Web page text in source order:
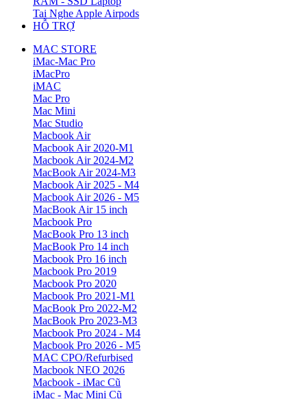
Tai Nghe Apple Airpods
HỖ TRỢ
MAC STORE
iMac-Mac Pro
iMacPro
iMAC
Mac Pro
Mac Mini
Mac Studio
Macbook Air
Macbook Air 2020-M1
Macbook Air 2024-M2
MacBook Air 2024-M3
Macbook Air 2025 - M4
Macbook Air 2026 - M5
MacBook Air 15 inch
Macbook Pro
MacBook Pro 13 inch
MacBook Pro 14 inch
Macbook Pro 16 inch
Macbook Pro 2019
Macbook Pro 2020
Macbook Pro 2021-M1
MacBook Pro 2022-M2
MacBook Pro 2023-M3
Macbook Pro 2024 - M4
Macbook Pro 2026 - M5
MAC CPO/Refurbised
Macbook NEO 2026
Macbook - iMac Cũ
iMac - Mac Mini Cũ